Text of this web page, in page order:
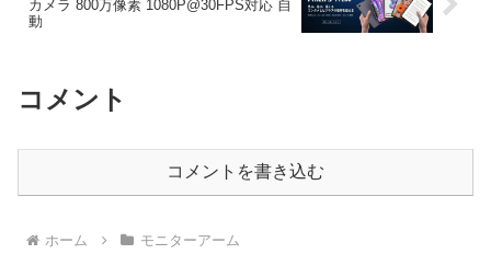
カメラ 800万像素 1080P@30FPS対応 自
動
コメント
コメントを書き込む
ホーム モニターアーム